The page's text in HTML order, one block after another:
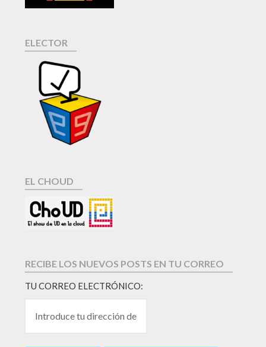
ELECTOR
EL CHOUD
RECIBE LOS NUEVOS POSTS EN TU CORREO
TU CORREO ELECTRÓNICO: